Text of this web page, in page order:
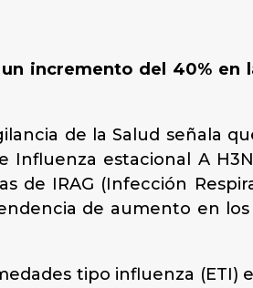
incremento del 40% en
de la Salud señala
Influenza estacional A
de IRAG (Infección
de aumento en
tipo influenza (ETI)